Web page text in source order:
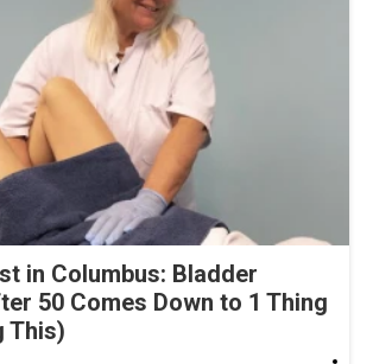
in Columbus: Bladder
50 Comes Down to 1 Thing
This)